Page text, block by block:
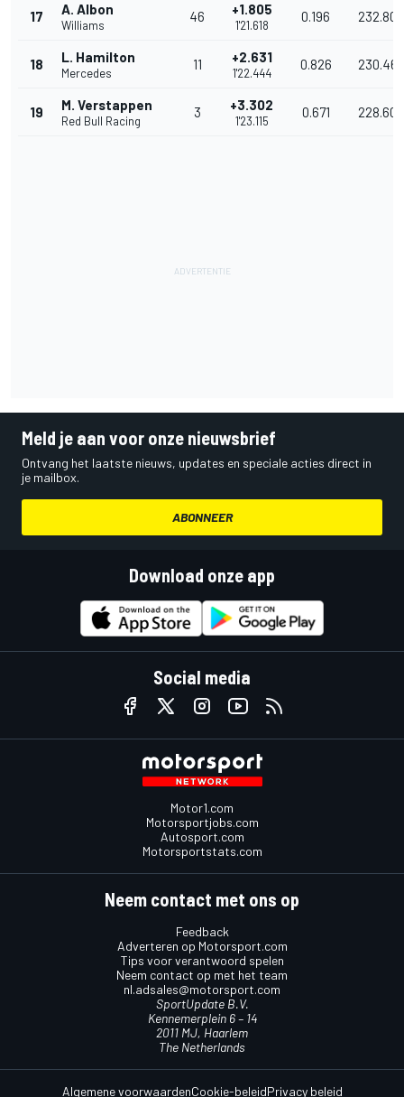
17 A. Albon
Williams
46 +1.805
1'21.618
0.196 232.801
18 L. Hamilton
Mercedes
11 +2.631
1'22.444
0.826 230.469
19 M. Verstappen
Red Bull Racing
3 +3.302
1'23.115
0.671 228.608
Meld je aan voor onze nieuwsbrief
Ontvang het laatste nieuws, updates en speciale acties direct in
je mailbox.
ABONNEER
Download onze app
Social media
Motor1.com
Motorsportjobs.com
Autosport.com
Motorsportstats.com
Neem contact met ons op
Feedback
Adverteren op Motorsport.com
Tips voor verantwoord spelen
Neem contact op met het team
nl.adsales@motorsport.com
SportUpdate B.V.
Kennemerplein 6 – 14
2011 MJ, Haarlem
The Netherlands
Algemene voorwaardenCookie-beleidPrivacy beleid